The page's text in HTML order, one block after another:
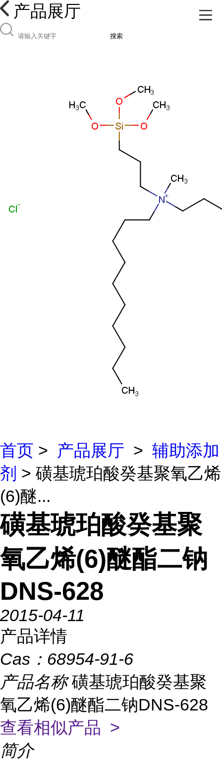
产品展厅
搜索
首页 > 产品展厅 > 辅助添加
剂 > 磺基琥珀酸癸基聚氧乙烯
(6)醚...
磺基琥珀酸癸基聚
氧乙烯(6)醚酯二钠
DNS-628
2015-04-11
产品详情
Cas： 68954-91-6
产品名称磺基琥珀酸癸基聚
氧乙烯(6)醚酯二钠DNS-628
查看相似产品 >
简介